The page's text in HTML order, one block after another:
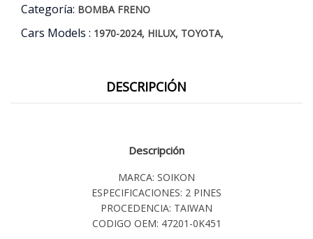
Categoría: BOMBA FRENO
Cars Models : 1970-2024, HILUX, TOYOTA,
DESCRIPCIÓN
Descripción
MARCA: SOIKON
ESPECIFICACIONES: 2 PINES
PROCEDENCIA: TAIWAN
CODIGO OEM: 47201-0K451